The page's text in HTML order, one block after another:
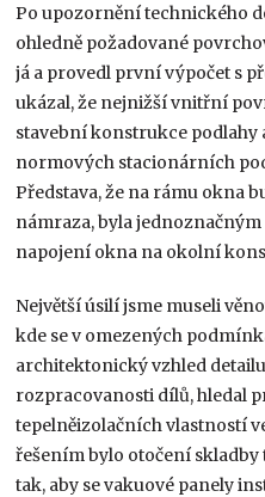
Po upozornění technického
ohledně požadované
já a provedl první výpočet s
ukázal, že nejnižší vnitřní
stavební konstrukce podlahy
normových stacionárních
Představa, že na rámu okna
námraza, byla
napojení okna na okolní
Největší úsilí jsme museli
kde se v omezených
architektonický vzhled
rozpracovanosti dílů, hledal
tepelněizolačních vlastností
řešením bylo otočení
tak, aby se vakuové panely